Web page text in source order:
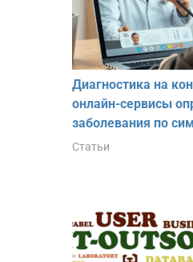
Диагностика на
онлайн-сервисы
заболевания по
Статьи